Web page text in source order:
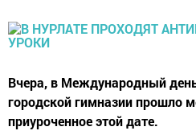
Вчера, в Международный
городской гимназии прошло
приуроченное этой дате.